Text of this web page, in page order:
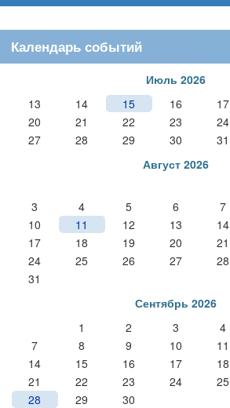
Календарь событий
Июль 2026
13
14 15 16 17
20
21 22 23 24
27
28 29 30
31
Август 2026
3
4 5 6 7
10
11 12 13 14
17
18 19 20 21
24
25 26 27 28
31
Сентябрь 2026
1
2 3 4
7
8 9 10 11
14
15 16 17 18
21
22 23 24 25
28
29
30